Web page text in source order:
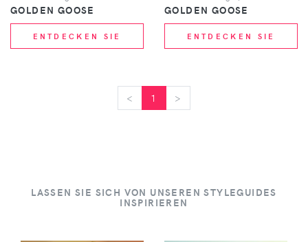
GOLDEN GOOSE
ENTDECKEN SIE
GOLDEN GOOSE
ENTDECKEN SIE
< 1 >
LASSEN SIE SICH VON UNSEREN STYLEGUIDES
INSPIRIEREN